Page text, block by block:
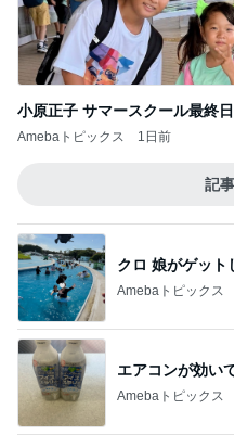
小原正子 サマースクール最終日
Amebaトピックス 1日前
記
クロ 娘がゲット
Amebaトピックス
エアコンが効い
Amebaトピックス